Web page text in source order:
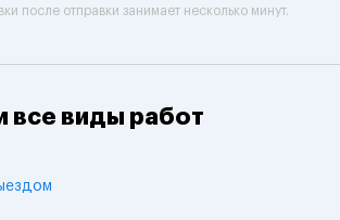
после отправки занимает несколько минут.
все виды работ